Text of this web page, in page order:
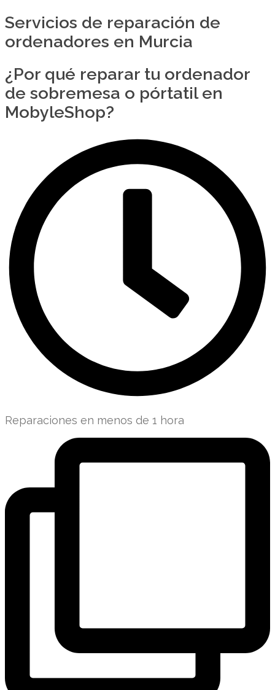
Servicios de reparación de
ordenadores en Murcia
¿Por qué reparar tu ordenador
de sobremesa o pórtatil en
MobyleShop?
Reparaciones en menos de 1 hora